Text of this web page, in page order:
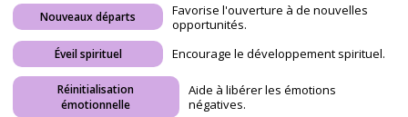
Nouveaux départs
Favorise l'ouverture à de nouvelles
opportunités.
Éveil spirituel Encourage le développement spirituel.
Réinitialisation
émotionnelle
Aide à libérer les émotions
négatives.